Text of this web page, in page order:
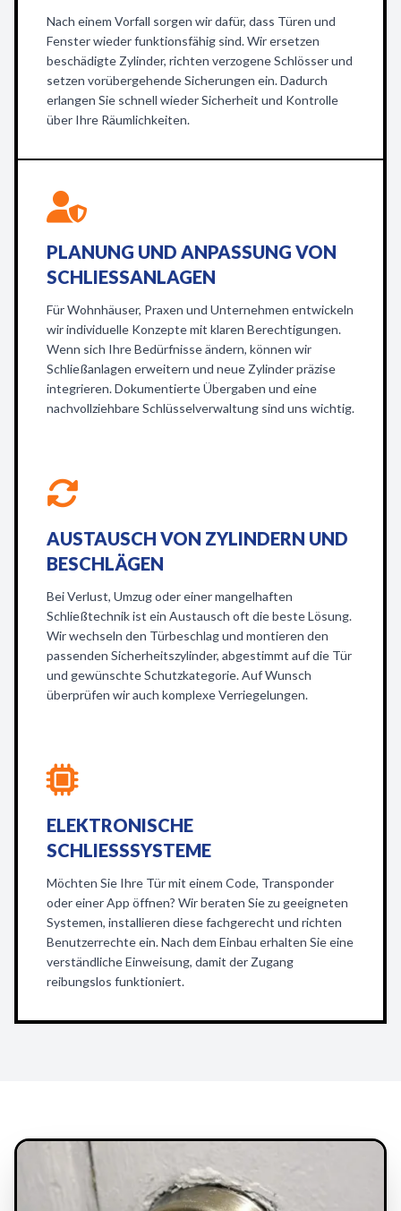
Nach einem Vorfall sorgen wir dafür, dass Türen und
Fenster wieder funktionsfähig sind. Wir ersetzen
beschädigte Zylinder, richten verzogene Schlösser und
setzen vorübergehende Sicherungen ein. Dadurch
erlangen Sie schnell wieder Sicherheit und Kontrolle
über Ihre Räumlichkeiten.
PLANUNG UND ANPASSUNG VON
SCHLIESSANLAGEN
Für Wohnhäuser, Praxen und Unternehmen entwickeln
wir individuelle Konzepte mit klaren Berechtigungen.
Wenn sich Ihre Bedürfnisse ändern, können wir
Schließanlagen erweitern und neue Zylinder präzise
integrieren. Dokumentierte Übergaben und eine
nachvollziehbare Schlüsselverwaltung sind uns wichtig.
AUSTAUSCH VON ZYLINDERN UND
BESCHLÄGEN
Bei Verlust, Umzug oder einer mangelhaften
Schließtechnik ist ein Austausch oft die beste Lösung.
Wir wechseln den Türbeschlag und montieren den
passenden Sicherheitszylinder, abgestimmt auf die Tür
und gewünschte Schutzkategorie. Auf Wunsch
überprüfen wir auch komplexe Verriegelungen.
ELEKTRONISCHE
SCHLIESSSYSTEME
Möchten Sie Ihre Tür mit einem Code, Transponder
oder einer App öffnen? Wir beraten Sie zu geeigneten
Systemen, installieren diese fachgerecht und richten
Benutzerrechte ein. Nach dem Einbau erhalten Sie eine
verständliche Einweisung, damit der Zugang
reibungslos funktioniert.